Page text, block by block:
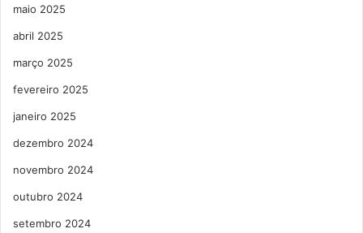
maio 2025
abril 2025
março 2025
fevereiro 2025
janeiro 2025
dezembro 2024
novembro 2024
outubro 2024
setembro 2024